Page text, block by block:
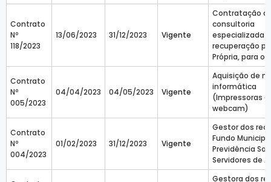
Contrato
Nº
118/2023
13/06/2023 31/12/2023 Vigente
Contratação
consultoria
especializada
recuperação
Própria, para o
Contrato
Nº
005/2023
04/04/2023 04/05/2023 Vigente
Aquisição de
informática
(Impressoras e
webcam)
Contrato
Nº
004/2023
01/02/2023 31/12/2023 Vigente
Gestor dos
Fundo
Previdência
Servidores de
Gestora dos